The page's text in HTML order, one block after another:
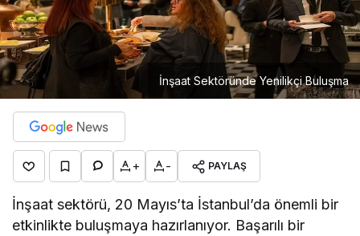
İnşaat Sektöründe Yenilikçi Buluşma
+ - PAYLAŞ
İnşaat sektörü, 20 Mayıs’ta İstanbul’da önemli bir
etkinlikte buluşmaya hazırlanıyor. Başarılı bir